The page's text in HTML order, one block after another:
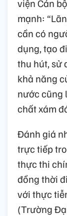
viện Cán
mạnh:
cần có
dụng, tạo
thu hút, sử
khả năng
nước cũng
chất xám
Đánh giá
trực tiếp
thực thi
đồng thời
với thực
(Trường